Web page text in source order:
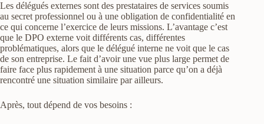
Les délégués externes sont des prestataires de services soumis
au secret professionnel ou à une obligation de confidentialité en
ce qui concerne l’exercice de leurs missions. L’avantage c’est
que le DPO externe voit différents cas, différentes
problématiques, alors que le délégué interne ne voit que le cas
de son entreprise. Le fait d’avoir une vue plus large permet de
faire face plus rapidement à une situation parce qu’on a déjà
rencontré une situation similaire par ailleurs.
Après, tout dépend de vos besoins :